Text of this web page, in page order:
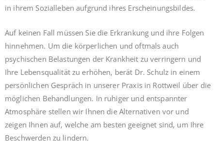
in ihrem Sozialleben aufgrund ihres Erscheinungsbildes.
Auf keinen Fall müssen Sie die Erkrankung und ihre Folgen
hinnehmen. Um die körperlichen und oftmals auch
psychischen Belastungen der Krankheit zu verringern und
Ihre Lebensqualität zu erhöhen, berät Dr. Schulz in einem
persönlichen Gespräch in unserer Praxis in Rottweil über die
möglichen Behandlungen. In ruhiger und entspannter
Atmosphäre stellen wir Ihnen die Alternativen vor und
zeigen Ihnen auf, welche am besten geeignet sind, um Ihre
Beschwerden zu lindern.